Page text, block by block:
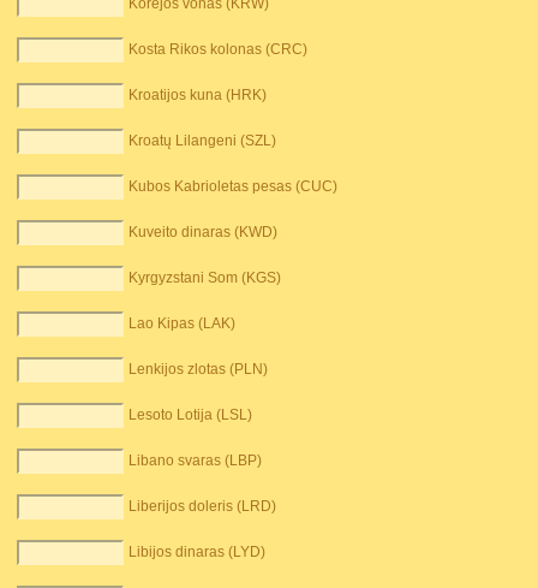
Korėjos vonas (KRW)
Kosta Rikos kolonas (CRC)
Kroatijos kuna (HRK)
Kroatų Lilangeni (SZL)
Kubos Kabrioletas pesas (CUC)
Kuveito dinaras (KWD)
Kyrgyzstani Som (KGS)
Lao Kipas (LAK)
Lenkijos zlotas (PLN)
Lesoto Lotija (LSL)
Libano svaras (LBP)
Liberijos doleris (LRD)
Libijos dinaras (LYD)